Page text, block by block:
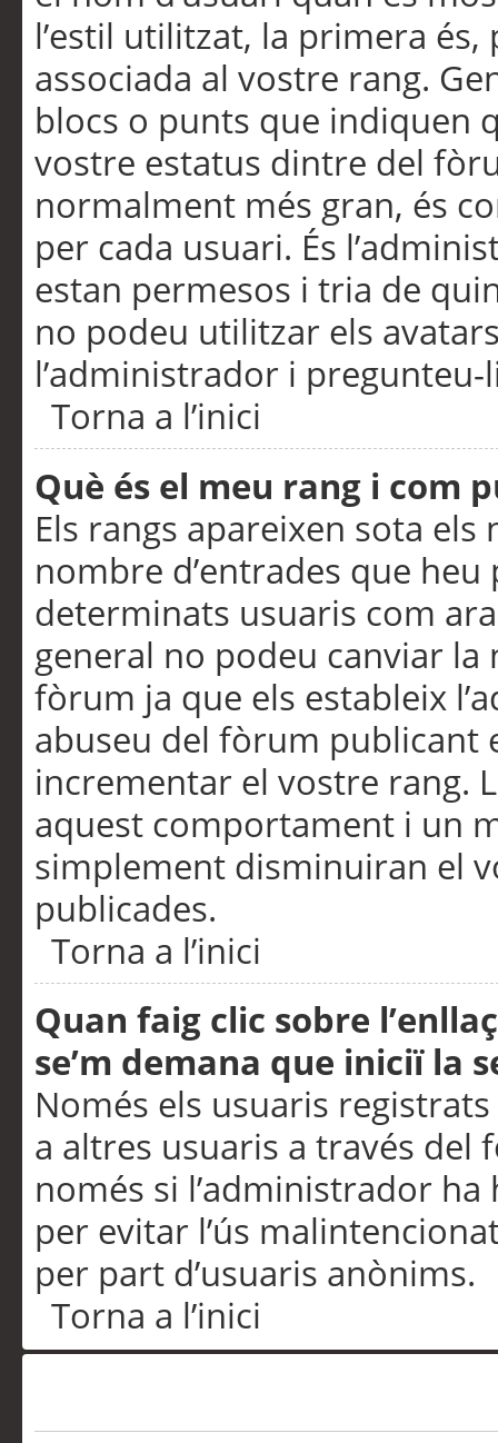
l’estil utilitzat, la primera
associada al vostre rang.
blocs o punts que indiquen
vostre estatus dintre del
normalment més gran, és
per cada usuari. És
estan permesos i tria de
no podeu utilitzar els
l’administrador i pregunteu-
Torna a l’inici
Què és el meu rang i com
Els rangs apareixen sota
nombre d’entrades que
determinats usuaris com
general no podeu canviar
fòrum ja que els estableix
abuseu del fòrum publicant
incrementar el vostre rang.
aquest comportament i un
simplement disminuiran el
publicades.
Torna a l’inici
Quan faig clic sobre
se’m demana que iniciï la
Només els usuaris
a altres usuaris a través
només si l’administrador
per evitar l’ús
per part d’usuaris anònims.
Torna a l’inici